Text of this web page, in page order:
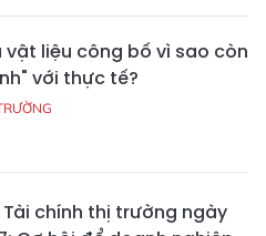
vật liệu công bố vì sao còn
với thực tế?
Tài chính thị trường ngày